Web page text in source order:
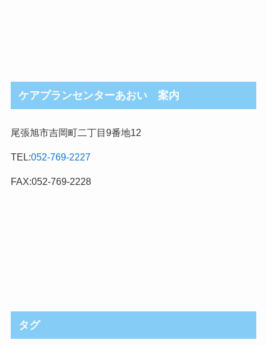
ケアプランセンターあおい 案内
尾張旭市吉岡町二丁目9番地12
TEL:052-769-2227
FAX:052-769-2228
タグ